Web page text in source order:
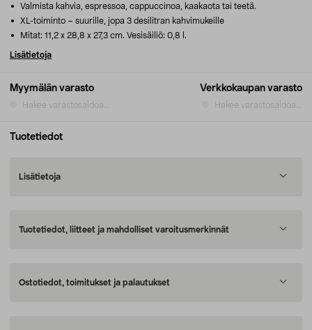
Myymälän varasto
Hakee varastosaldoa...
Verkkokaupan varasto
Hakee varastosaldoa...
Valmista kahvia, espressoa, cappuccinoa, kaakaota tai teetä.
XL-toiminto – suurille, jopa 3 desilitran kahvimukeille
Mitat: 11,2 x 28,8 x 27,3 cm. Vesisäiliö: 0,8 l.
Lisätietoja
Tuotetiedot
Lisätietoja
Tuotetiedot, liitteet ja mahdolliset varoitusmerkinnät
Ostotiedot, toimitukset ja palautukset